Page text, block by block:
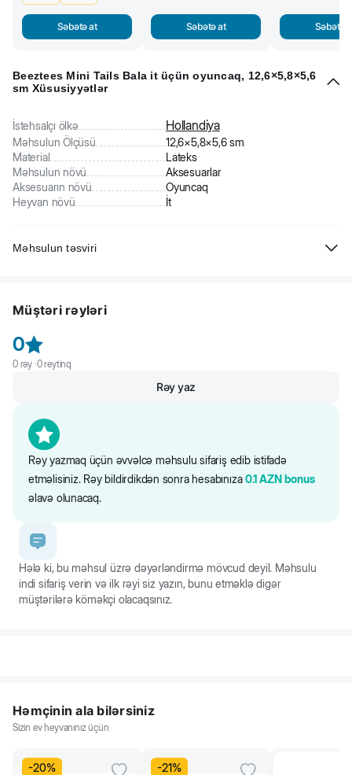
Səbətə at Səbətə at Səbətə
Beeztees Mini Tails Bala it üçün oyuncaq, 12,6×5,8×5,6
sm Xüsusiyyətlər
İstehsalçı ölkə Hollandiya
Məhsulun Ölçüsü
12,6×5,8×5,6 sm
Material
Lateks
Məhsulun növü
Aksesuarlar
Aksesuarın növü
Oyuncaq
Heyvan növü
İt
Məhsulun təsviri
Müştəri rəyləri
0
0rəy ·0reytinq
Rəy yazmaq üçün əvvəlcə məhsulu sifariş edib istifadə
etməlisiniz. Rəy bildirdikdən sonra hesabınıza0.1 AZN bonus
əlavə olunacaq.
Rəy yaz
Hələ ki, bu məhsul üzrə dəyərləndirmə mövcud deyil. Məhsulu
indi sifariş verin və ilk rəyi siz yazın, bunu etməklə digər
müştərilərə köməkçi olacaqsınız.
Həmçinin ala bilərsiniz
Sizin ev heyvanınız üçün
-20% -21%